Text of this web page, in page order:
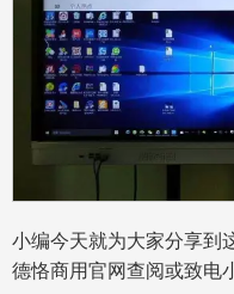
小编今天就为大家分享到
德恪商用官网查阅或致电